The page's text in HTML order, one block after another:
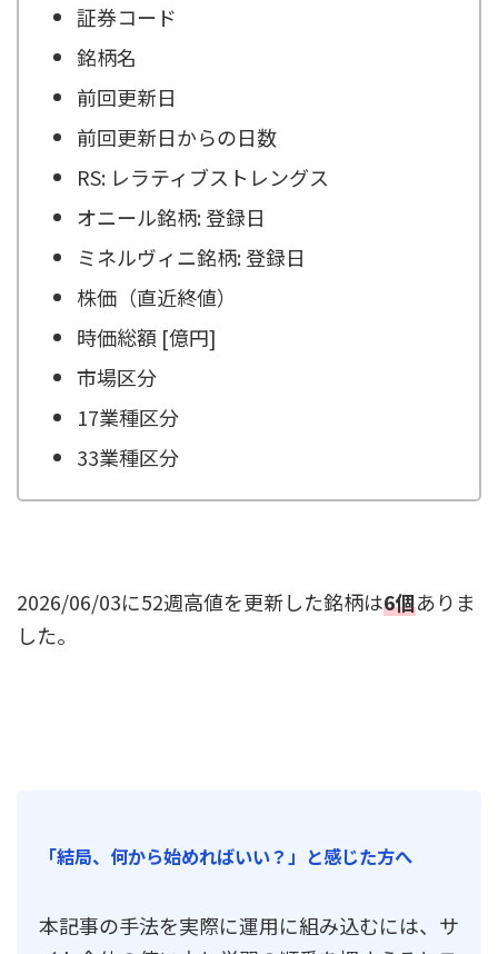
証券コード
銘柄名
前回更新日
前回更新日からの日数
RS: レラティブストレングス
オニール銘柄: 登録日
ミネルヴィニ銘柄: 登録日
株価（直近終値）
時価総額 [億円]
市場区分
17業種区分
33業種区分
2026/06/03に52週高値を更新した銘柄は6個ありま
した。
「結局、何から始めればいい？」と感じた方へ
本記事の手法を実際に運用に組み込むには、サ